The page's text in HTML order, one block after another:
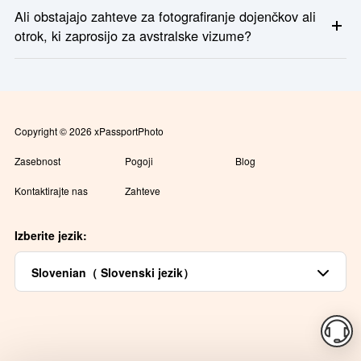
običajno dovolj ena digitalna fotografija. Za papirnate vizume
boste morda potrebovali dva tiskana kopija.
Ali obstajajo zahteve za fotografiranje dojenčkov ali
otrok, ki zaprosijo za avstralske vizume?
Copyright © 2026 xPassportPhoto
Zasebnost Pogoji Blog
Kontaktirajte nas Zahteve
Izberite jezik:
Slovenian（ Slovenski jezik）